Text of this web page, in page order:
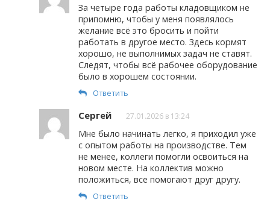
За четыре года работы кладовщиком не
припомню, чтобы у меня появлялось
желание всё это бросить и пойти
работать в другое место. Здесь кормят
хорошо, не выполнимых задач не ставят.
Следят, чтобы всё рабочее оборудование
было в хорошем состоянии.
Ответить
Сергей 27.01.2026 в 13:24
Мне было начинать легко, я приходил уже
с опытом работы на производстве. Тем
не менее, коллеги помогли освоиться на
новом месте. На коллектив можно
положиться, все помогают друг другу.
Ответить